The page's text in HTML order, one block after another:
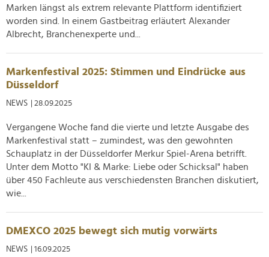
Marken längst als extrem relevante Plattform identifiziert
worden sind. In einem Gastbeitrag erläutert Alexander
Albrecht, Branchenexperte und...
Markenfestival 2025: Stimmen und Eindrücke aus
Düsseldorf
NEWS | 28.09.2025
Vergangene Woche fand die vierte und letzte Ausgabe des
Markenfestival statt – zumindest, was den gewohnten
Schauplatz in der Düsseldorfer Merkur Spiel-Arena betrifft.
Unter dem Motto "KI & Marke: Liebe oder Schicksal" haben
über 450 Fachleute aus verschiedensten Branchen diskutiert,
wie...
DMEXCO 2025 bewegt sich mutig vorwärts
NEWS | 16.09.2025